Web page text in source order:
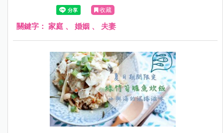
收藏
關鍵字： 家庭 、 婚姻 、 夫妻